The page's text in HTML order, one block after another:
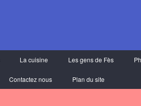
La cuisine Les gens de Fès
Contactez nous Plan du site